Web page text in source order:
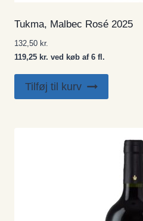
Tukma, Malbec Rosé 2025
132,50 kr.
119,25 kr. ved køb af 6 fl.
Tilføj til kurv